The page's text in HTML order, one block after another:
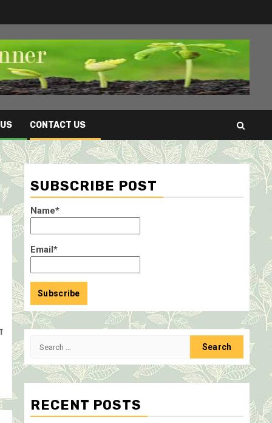
CONTACT US
SUBSCRIBE POST
Name*
Email*
Search
RECENT POSTS